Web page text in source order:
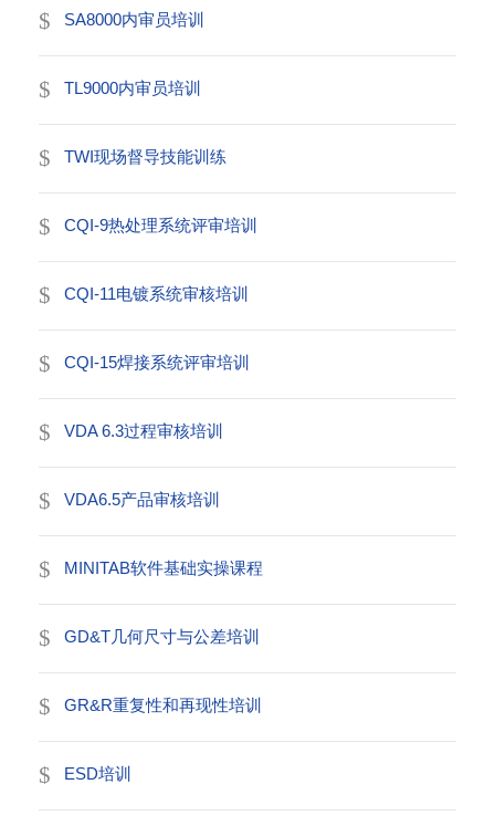
SA8000内审员培训
TL9000内审员培训
TWI现场督导技能训练
CQI-9热处理系统评审培训
CQI-11电镀系统审核培训
CQI-15焊接系统评审培训
VDA 6.3过程审核培训
VDA6.5产品审核培训
MINITAB软件基础实操课程
GD&T几何尺寸与公差培训
GR&R重复性和再现性培训
ESD培训